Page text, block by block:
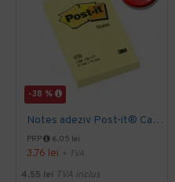
-38 %
Notes adeziv Post-it® Canary Yellow™ 51 x 76 mm
PRP 6,05 lei
3,76 lei + TVA
4,55 lei TVA inclus